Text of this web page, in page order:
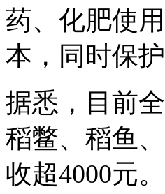
药、化肥使
本，同时保
据悉，目前
稻鳖、稻鱼
收超4000元